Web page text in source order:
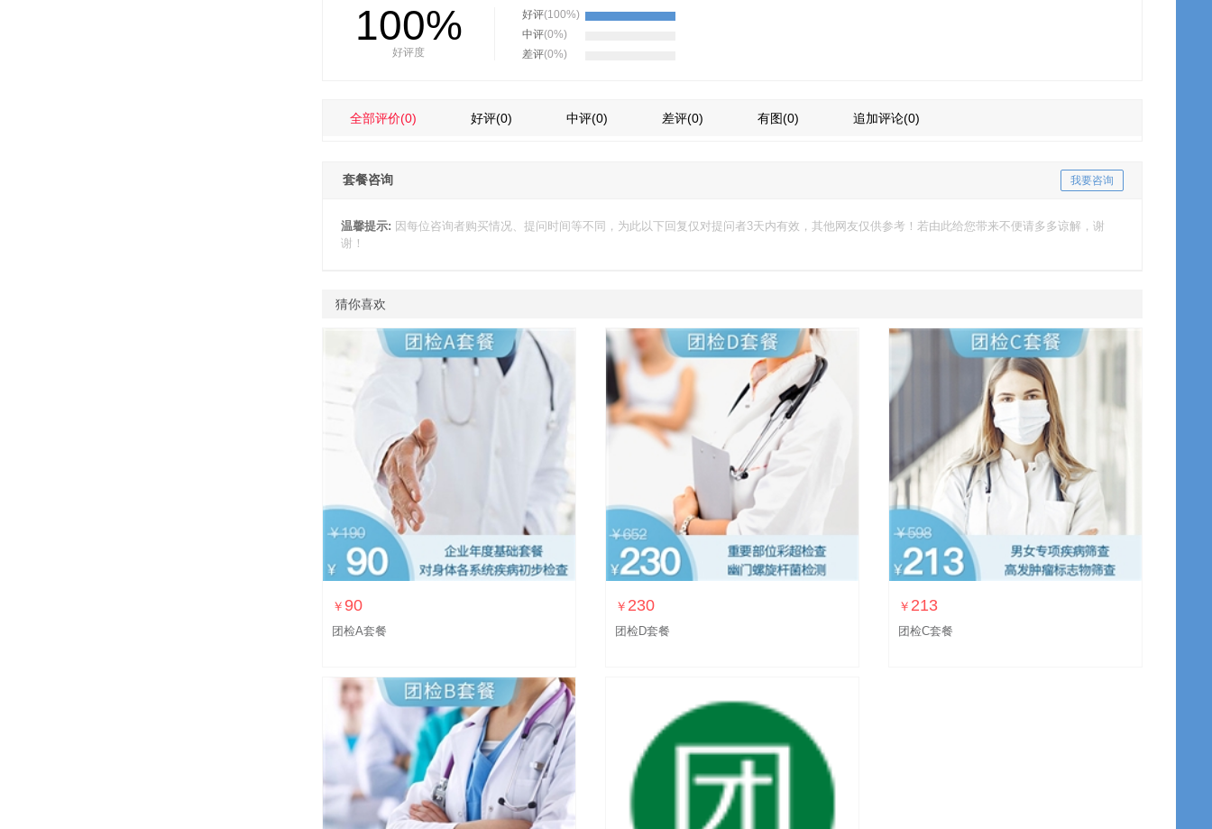
100%
好评度
好评(100%)
中评(0%)
差评(0%)
全部评价(0) 好评(0) 中评(0) 差评(0) 有图(0) 追加评论(0)
套餐咨询 我要咨询
温馨提示: 因每位咨询者购买情况、提问时间等不同，为此以下回复仅对提问者3天内有效，其他网友仅供参考！若由此给您带来不便请多多谅解，谢
谢！
猜你喜欢
￥ 90
团检A套餐
￥ 230
团检D套餐
￥ 213
团检C套餐